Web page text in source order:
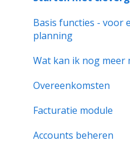
Basis functies - voor
planning
Wat kan ik nog meer
Overeenkomsten
Facturatie module
Accounts beheren